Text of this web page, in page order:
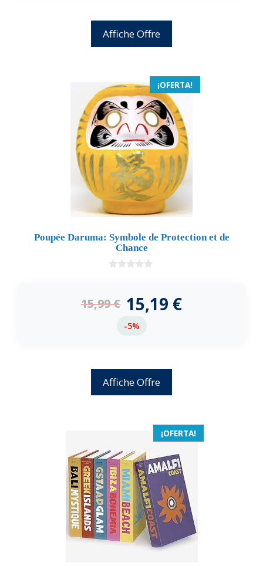
Affiche Offre
¡OFERTA!
Poupée Daruma: Symbole de Protection et de
Chance
5
15,99€ 15,19 €
-5%
Affiche Offre
¡OFERTA!